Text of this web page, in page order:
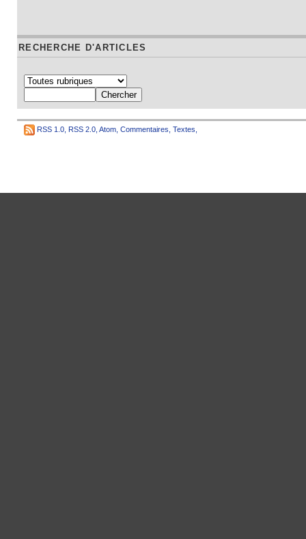
RECHERCHE D'ARTICLES
RSS 1.0 RSS 2.0 Atom Commentaires Textes